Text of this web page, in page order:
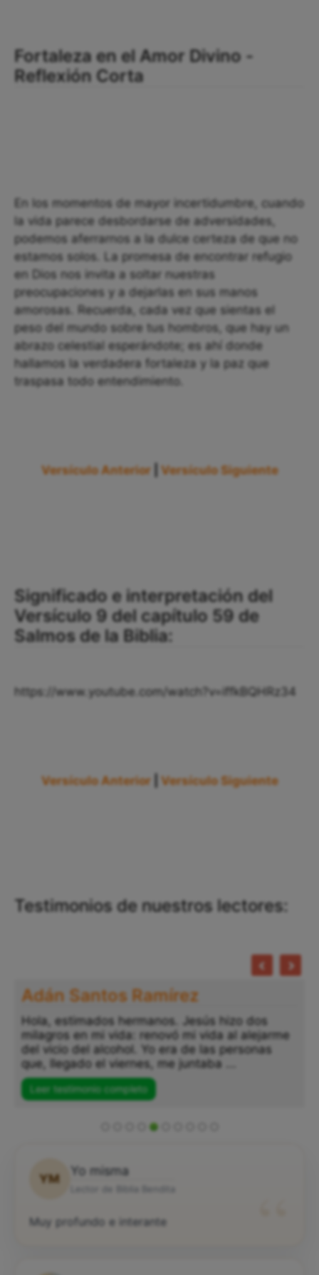
Fortaleza en el Amor Divino -
Reflexión Corta
En los momentos de mayor incertidumbre, cuando
la vida parece desbordarse de adversidades,
podemos aferrarnos a la dulce certeza de que no
estamos solos. La promesa de encontrar refugio
en Dios nos invita a soltar nuestras
preocupaciones y a dejarlas en sus manos
amorosas. Recuerda, cada vez que sientas el
peso del mundo sobre tus hombros, que hay un
abrazo celestial esperándote; es ahí donde
hallamos la verdadera fortaleza y la paz que
traspasa todo entendimiento.
Versículo Anterior Versículo Siguiente
Significado e interpretación del
Versículo 9 del capítulo 59 de
Salmos de la Biblia:
https://www.youtube.com/watch?v=iffkBQHRz34
Versículo Anterior Versículo Siguiente
Testimonios de nuestros lectores:
Adán Santos Ramírez
Hola, estimados hermanos. Jesús hizo dos
milagros en mi vida: renovó mi vida al alejarme
del vicio del alcohol. Yo era de las personas
que, llegado el viernes, me juntaba ...
Leer testimonio completo
YM
Yo misma
Muy profundo e interante